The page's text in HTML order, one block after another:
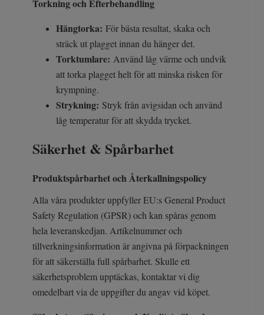
Torkning och Efterbehandling
Hängtorka: För bästa resultat, skaka och
sträck ut plagget innan du hänger det.
Torktumlare: Använd låg värme och undvik
att torka plagget helt för att minska risken för
krympning.
Strykning: Stryk från avigsidan och använd
låg temperatur för att skydda trycket.
Säkerhet & Spårbarhet
Produktspårbarhet och Återkallningspolicy
Alla våra produkter uppfyller EU:s General Product
Safety Regulation (GPSR) och kan spåras genom
hela leveranskedjan. Artikelnummer och
tillverkningsinformation är angivna på förpackningen
för att säkerställa full spårbarhet. Skulle ett
säkerhetsproblem upptäckas, kontaktar vi dig
omedelbart via de uppgifter du angav vid köpet.